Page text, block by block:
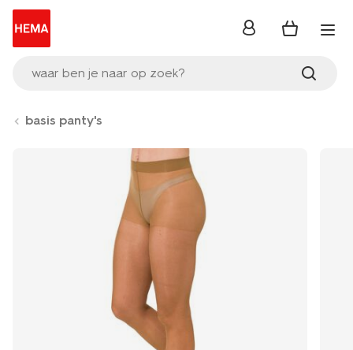
waar ben je naar op zoek?
inloggen
basis panty's